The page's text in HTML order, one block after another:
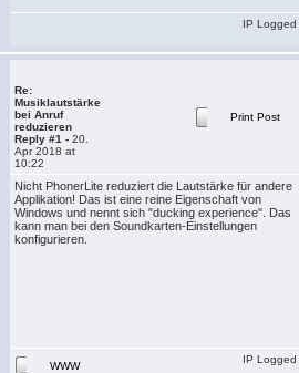
IP Logged
Re:
Musiklautstärke
bei Anruf
reduzieren
Reply #1 - 20.
Apr 2018 at
10:22
Print Post
Nicht PhonerLite reduziert die Lautstärke für andere
Applikation! Das ist eine reine Eigenschaft von
Windows und nennt sich "ducking experience". Das
kann man bei den Soundkarten-Einstellungen
konfigurieren.
WWW
IP Logged